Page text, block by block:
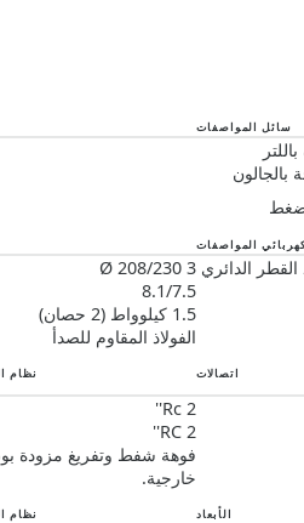
سائل المواصفات
المواصفات
القطر الدائري 3 Ø 208/230
8.1/7.5
1.5 كيلوواط (2 حصان)
الفولاذ المقاوم للصدأ
اتصالات نظام
Rc 2''
RC 2''
فوهة شفط وتفريغ مزودة
خارجية.
الأبعاد نظام